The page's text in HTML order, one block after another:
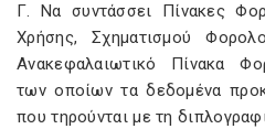
Γ. Nα συντάσσει Πίνακες
Xρήσης, Σχηματισμού
Aνακεφαλαιωτικό Πίνακα
των οποίων τα δεδομένα
που τηρούνται με τη